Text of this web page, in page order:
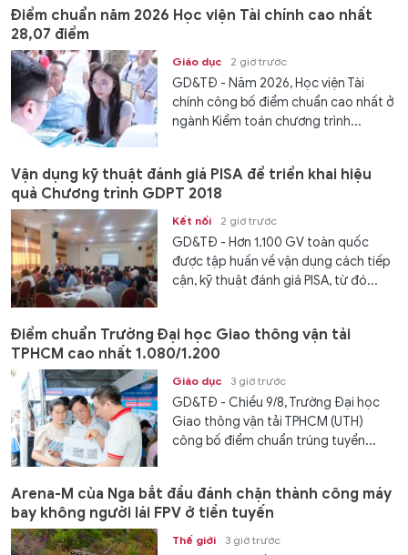
Điểm chuẩn năm 2026 Học viện Tài chính cao nhất
28,07 điểm
Giáo dục 2 giờ trước
GD&TĐ - Năm 2026, Học viện Tài
chính công bố điểm chuẩn cao nhất ở
ngành Kiểm toán chương trình...
Vận dụng kỹ thuật đánh giá PISA để triển khai hiệu
quả Chương trình GDPT 2018
Kết nối 2 giờ trước
GD&TĐ - Hơn 1.100 GV toàn quốc
được tập huấn về vận dụng cách tiếp
cận, kỹ thuật đánh giá PISA, từ đó...
Điểm chuẩn Trường Đại học Giao thông vận tải
TPHCM cao nhất 1.080/1.200
Giáo dục 3 giờ trước
GD&TĐ - Chiều 9/8, Trường Đại học
Giao thông vận tải TPHCM (UTH)
công bố điểm chuẩn trúng tuyển...
Arena-M của Nga bắt đầu đánh chặn thành công máy
bay không người lái FPV ở tiền tuyến
Thế giới 3 giờ trước